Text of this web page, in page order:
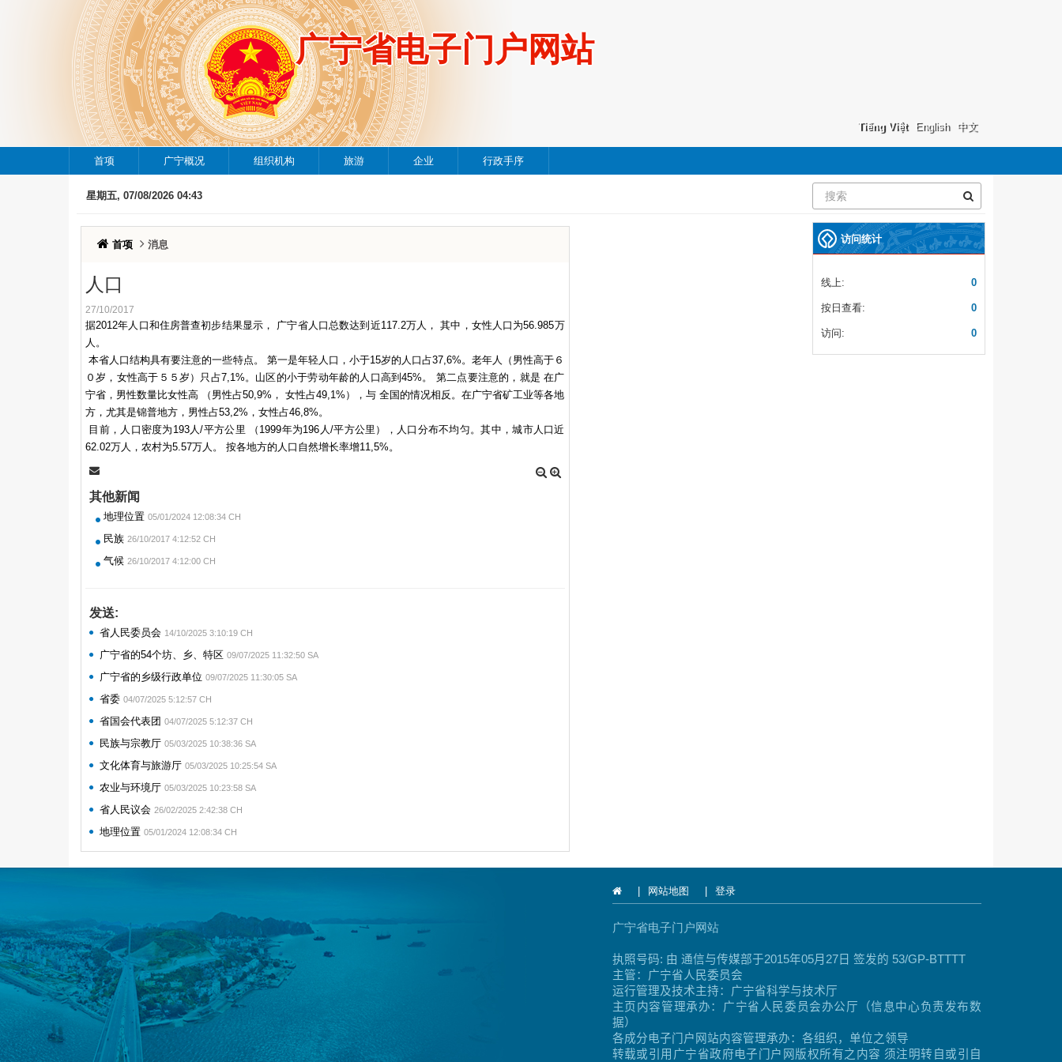
广宁省电子门户网站
Tiếng Việt English 中文
首项 广宁概况 组织机构 旅游 企业 行政手序
星期五, 07/08/2026 04:43
首项 消息
人口
27/10/2017
据2012年人口和住房普查初步结果显示， 广宁省人口总数达到近117.2万人， 其中，女性人口为56.985万
人。
本省人口结构具有要注意的一些特点。 第一是年轻人口，小于15岁的人口占37,6%。老年人（男性高于６
０岁，女性高于５５岁）只占7,1%。山区的小于劳动年龄的人口高到45%。 第二点要注意的，就是 在广
宁省，男性数量比女性高 （男性占50,9%， 女性占49,1%），与 全国的情况相反。在广宁省矿工业等各地
方，尤其是锦普地方，男性占53,2%，女性占46,8%。
目前，人口密度为193人/平方公里 （1999年为196人/平方公里），人口分布不均匀。其中，城市人口近
62.02万人，农村为5.57万人。 按各地方的人口自然增长率增11,5%。
其他新闻
地理位置 05/01/2024 12:08:34 CH
民族 26/10/2017 4:12:52 CH
气候 26/10/2017 4:12:00 CH
发送:
省人民委员会 14/10/2025 3:10:19 CH
广宁省的54个坊、乡、特区 09/07/2025 11:32:50 SA
广宁省的乡级行政单位 09/07/2025 11:30:05 SA
省委 04/07/2025 5:12:57 CH
省国会代表团 04/07/2025 5:12:37 CH
民族与宗教厅 05/03/2025 10:38:36 SA
文化体育与旅游厅 05/03/2025 10:25:54 SA
农业与环境厅 05/03/2025 10:23:58 SA
省人民议会 26/02/2025 2:42:38 CH
地理位置 05/01/2024 12:08:34 CH
访问统计
线上: 0
按日查看: 0
访问: 0
网站地图 登录
广宁省电子门户网站
执照号码: 由 通信与传媒部于2015年05月 27日 签发的 53/GP-BTTTT
主管：广宁省人民委员会
运行管理及技术主持：广宁省科学与技术厅
主页内容管理承办：广宁省人民委员会办公厅（信息中心负责发布数
据）
各成分电子门户网站内容管理承办：各组织，单位之领导
转载或引用广宁省政府电子门户网版权所有之内容 须注明转自或引自